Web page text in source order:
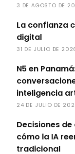
3 DE AGOSTO DE
La confianza
digital
31 DE JULIO DE
N5 en
inteligencia
24 DE JULIO DE
Decisiones
cómo la IA
tradicional